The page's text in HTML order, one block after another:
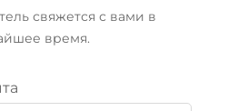
свяжется с вами в
время.